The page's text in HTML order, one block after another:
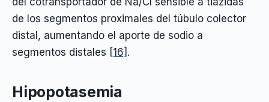
de los segmentos proximales del túbulo colector
distal, aumentando el aporte de sodio a
segmentos distales [16] .
Hipopotasemia